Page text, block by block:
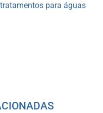
para águas